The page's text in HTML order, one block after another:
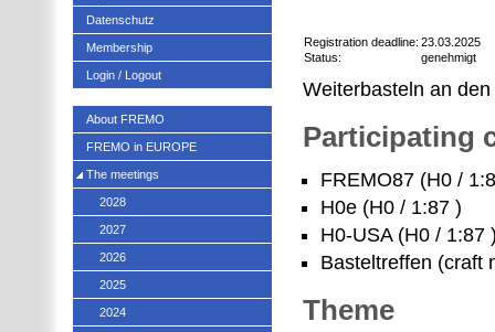
Registration deadline: 23.03.2025
Status:
genehmigt
Weiterbasteln an
Participating
FREMO87 (H0 /
H0e (H0 / 1:87 )
H0-USA (H0 / 1:87
Basteltreffen (craft
Theme
Datenschutz
Membership
Login / Logout
About FREMO
FREMO in EUROPE
The meetings
2028
2027
2026
2025
2024